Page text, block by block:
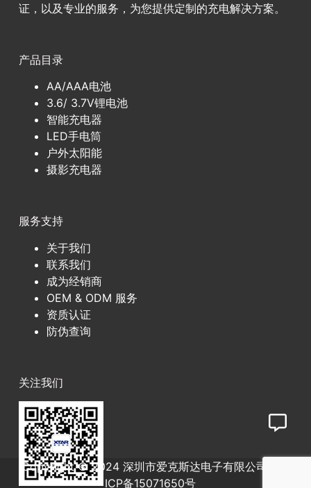
证，以及专业的服务，为您提供定制的充电解决方案。
产品目录
AA/AAA电池
3.6/ 3.7V锂电池
智能充电器
LED手电筒
户外太阳能
摄影充电器
服务支持
关于我们
联系我们
成为经销商
OEM & ODM 服务
资质认证
防伪查询
关注我们
Copyright © 2024 深圳市爱克斯达电子有限公司
ICP备15071650号